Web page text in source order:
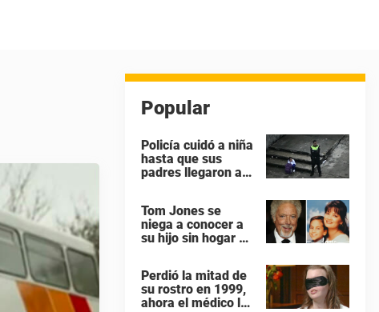
Popular
Policía cuidó a niña
hasta que sus
padres llegaron a
héroes no tienen
capa
Tom Jones se
niega a conocer a
su hijo sin hogar –
“antes que sea
demasiado tarde”
Perdió la mitad de
su rostro en 1999,
ahora el médico le